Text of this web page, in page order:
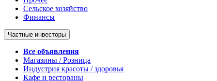
Сельское хозяйство
Финансы
Частные инвесторы
Все объявления
Магазины / Розница
Индустрия красоты / здоровья
Кафе и рестораны